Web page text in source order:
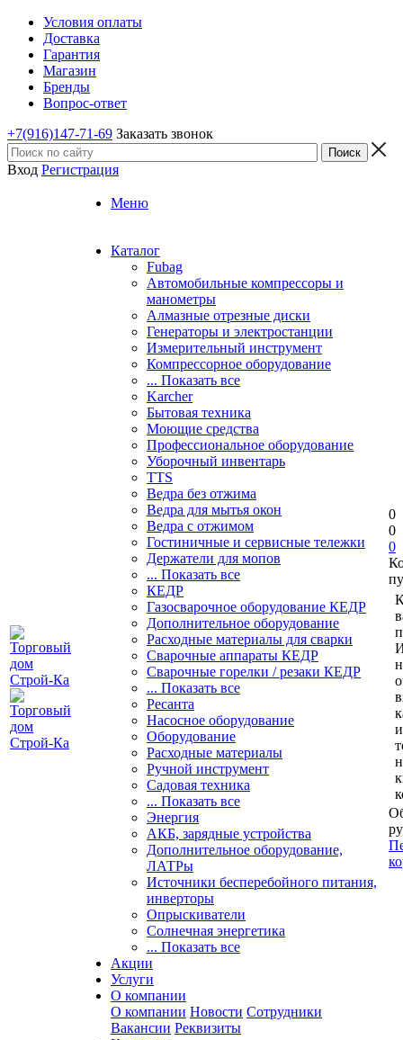
Условия оплаты
Доставка
Гарантия
Магазин
Бренды
Вопрос-ответ
+7(916)147-71-69 Заказать звонок
Вход Регистрация
Меню
Каталог
Fubag
Автомобильные компрессоры и
манометры
Алмазные отрезные диски
Генераторы и электростанции
Измерительный инструмент
Компрессорное оборудование
... Показать все
Karcher
Бытовая техника
Моющие средства
Профессиональное оборудование
Уборочный инвентарь
TTS
Ведра без отжима
Ведра для мытья окон
Ведра с отжимом
Гостиничные и сервисные тележки
Держатели для мопов
... Показать все
КЕДР
Газосварочное оборудование КЕДР
Дополнительное оборудование
Расходные материалы для сварки
Сварочные аппараты КЕДР
Сварочные горелки / резаки КЕДР
... Показать все
Ресанта
Насосное оборудование
Оборудование
Расходные материалы
Ручной инструмент
Садовая техника
... Показать все
Энергия
АКБ, зарядные устройства
Дополнительное оборудование,
ЛАТРы
Источники бесперебойного питания,
инверторы
Опрыскиватели
Солнечная энергетика
... Показать все
Акции
Услуги
О компании
О компании Новости Сотрудники
Вакансии Реквизиты
0
0
0